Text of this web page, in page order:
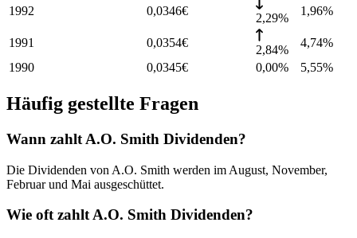
1992 0,0346€
2,29%
1,96%
1991 0,0354€
2,84%
4,74%
1990
0,0345€ 0,00% 5,55%
Häufig gestellte Fragen
Wann zahlt A.O. Smith Dividenden?
Die Dividenden von A.O. Smith werden im August, November,
Februar und Mai ausgeschüttet.
Wie oft zahlt A.O. Smith Dividenden?